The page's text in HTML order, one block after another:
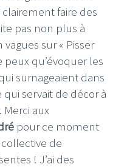
faire des
pas non plus à
sur « Pisser
qu’évoquer les
surnageaient dans
servait de décor à
aux
pour ce moment
de
! J’ai des